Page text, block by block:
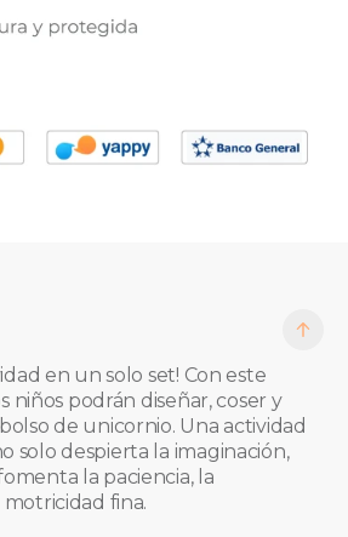
en un solo set! Con este
niños podrán diseñar, coser y
de unicornio. Una actividad
solo despierta la imaginación,
la paciencia, la
fina.